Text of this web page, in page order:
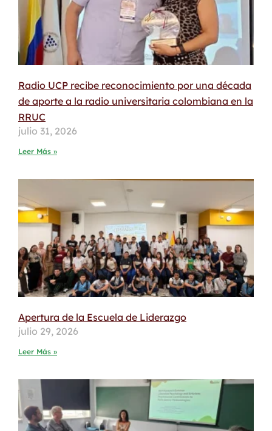
Radio UCP recibe reconocimiento por una década
de aporte a la radio universitaria colombiana en la
RRUC
julio 31, 2026
Leer Más »
Apertura de la Escuela de Liderazgo
julio 29, 2026
Leer Más »